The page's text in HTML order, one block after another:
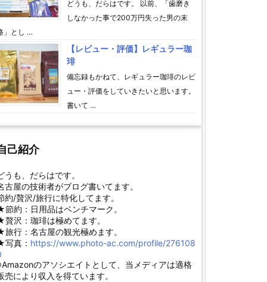
どうも、だらはです。 以前、「歯磨き
しなかった事で200万円失った男の末
」とし …
【レビュー・評価】レギュラー珈
琲
備忘録もかねて、レギュラー珈琲のレビ
ュー・評価をしていきたいと思います。
書いて …
己紹介
うも、だらはです。
古屋の技術者がブログ書いてます。
約/贅沢/旅行に特化してます。
約：日用品はベンチマーク。
沢：珈琲は極めてます。
行：名古屋の観光極めます。
真： https://www.photo-ac.com/profile/276108
のアソシエイトとして、当メディアは適格
売により収入を得ています。